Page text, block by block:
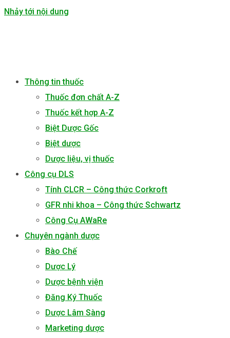
Nhảy tới nội dung
Thông tin thuốc
Thuốc đơn chất A-Z
Thuốc kết hợp A-Z
Biệt Dược Gốc
Biệt dược
Dược liệu, vị thuốc
Công cụ DLS
Tính CLCR – Công thức Corkroft
GFR nhi khoa – Công thức Schwartz
Công Cụ AWaRe
Chuyên ngành dược
Bào Chế
Dược Lý
Dược bệnh viện
Đăng Ký Thuốc
Dược Lâm Sàng
Marketing dược